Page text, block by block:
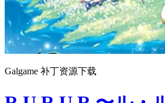
Galgame 补丁资源下载